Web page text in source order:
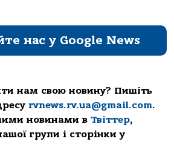
нас у Google News
нам свою новину? Пишіть
rvnews.rv.ua@gmail.com.
новинами в Твіттер,
групи і сторінки у